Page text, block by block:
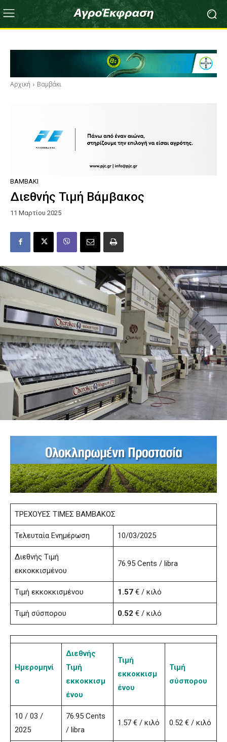
Αρχική Βαμβάκι
ΒΑΜΒΆΚΙ
Διεθνής Τιμή Βάμβακος
11 Μαρτίου 2025
ΤΡΕΧΟΥΕΣ ΤΙΜΕΣ ΒΑΜΒΑΚΟΣ
Τελευταία Ενημέρωση 10/03/2025
Διεθνής Τιμή
εκκοκκισμένου
76.95 Cents / libra
Τιμή εκκοκκισμένου 1.57€ / κιλό
Τιμή σύσπορου 0.52 € / κιλό
Ημερομηνί
α
Διεθνής
Τιμή
εκκοκκισμ
ένου
Τιμή
εκκοκκισμ
ένου
Τιμή
σύσπορου
10 / 03 /
2025
76.95 Cents
/ libra
1.57 € / κιλό 0.52 € / κιλό